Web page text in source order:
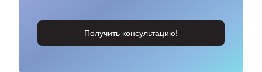
Получить консультацию!